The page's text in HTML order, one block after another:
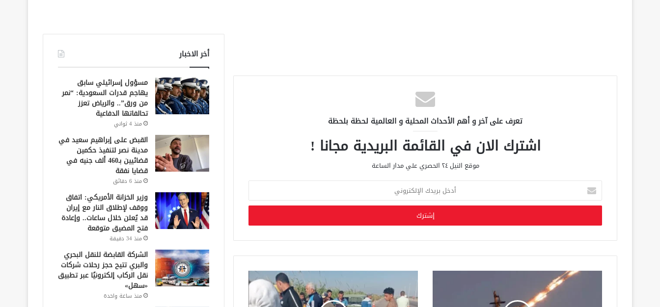
تعرف على آخر و أهم الأحداث المحلية و العالمية لحظة بلحظة
اشترك الان في القائمة البريدية مجانا !
موقع النيل ٢٤ الحصري علي مدار الساعة
خ
ب
د
ك
أخر الاخبار
مسؤول إسرائيلي سابق
يهاجم قدرات السعودية: “نمر
من ورق”.. والرياض تعزز
تحالفاتها الدفاعية
منذ 4 ثواني
القبض على إبراهيم سعيد في
مدينة نصر لتنفيذ حكمين
قضائيين بـ460 ألف جنيه في
قضايا نفقة
منذ 6 دقائق
وزير الخزانة الأمريكي: اتفاق
ووقف لإطلاق النار مع إيران
قد يُعلن خلال ساعات.. وإعادة
فتح المضيق متوقعة
منذ 34 دقيقة
الشركة القابضة للنقل البحري
والبري تتيح حجز رحلات شركات
نقل الركاب إلكترونيًا عبر تطبيق
«سهل»
منذ ساعة واحدة